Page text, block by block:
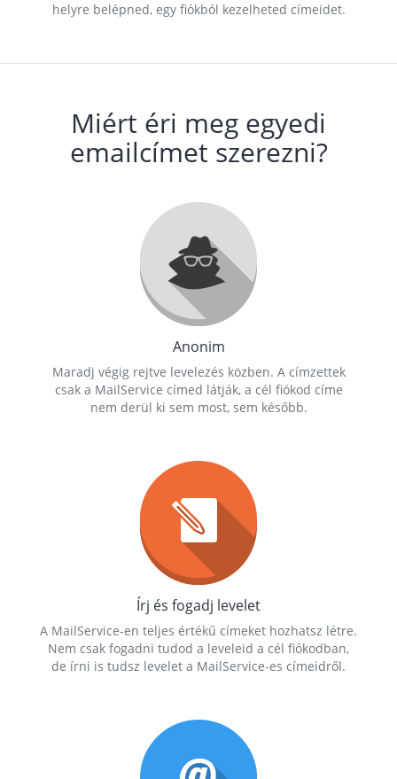
helyre belépned, egy fiókból kezelheted címeidet.
Miért éri meg egyedi
emailcímet szerezni?
Anonim
Maradj végig rejtve levelezés közben. A címzettek
csak a MailService címed látják, a cél fiókod címe
nem derül ki sem most, sem később.
Írj és fogadj levelet
A MailService-en teljes értékű címeket hozhatsz létre.
Nem csak fogadni tudod a leveleid a cél fiókodban,
de írni is tudsz levelet a MailService-es címeidről.